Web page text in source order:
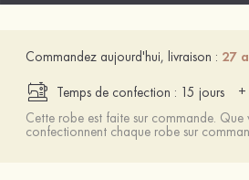
Commandez aujourd'hui, livraison : 27
Temps de confection : 15 jours
+
Cette robe est faite sur commande. Que
confectionnent chaque robe sur